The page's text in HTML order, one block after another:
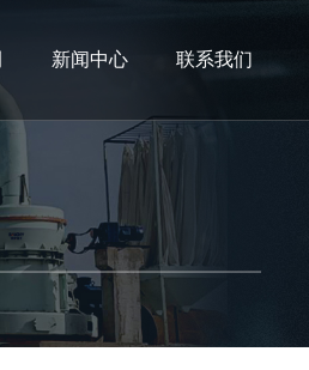
新闻中心 联系我们